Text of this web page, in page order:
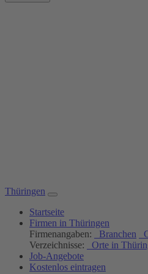
Thüringen
Startseite
Firmen in Thüringen
Firmenangaben:
Branchen
Verzeichnisse:
Orte in
Job-Angebote
Kostenlos eintragen